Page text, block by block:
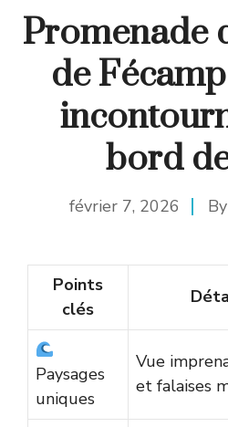
Promenade
de
bord
février 7, 2026 By
Points
clés
Paysages
uniques
Vue
et falaises